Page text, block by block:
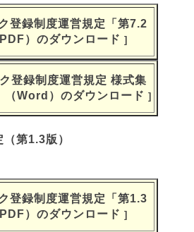
登録制度運営規定「第7.2
）のダウンロード ]
登録制度運営規定 様式集
（Word）のダウンロード ]
第1.3版）
登録制度運営規定「第1.3
）のダウンロード ]